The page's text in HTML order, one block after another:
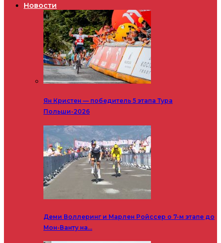
Новости
Ян Кристен — победитель 5 этапа Тура
Польши-2026
Деми Воллеринг и Марлен Ройссер о 7-м этапе до
Мон-Ванту на…